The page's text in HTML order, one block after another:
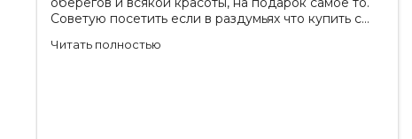
Советую посетить если в раздумьях что купить с
дадут подсказки на что обратить внимание .
Читать полностью